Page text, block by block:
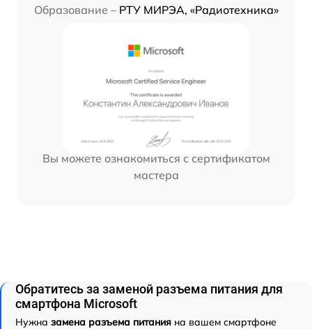
Образование – РТУ МИРЭА, «Радиотехника»
Вы можете ознакомиться с сертификатом
мастера
Обратитесь за заменой разъема питания для
смартфона Microsoft
Нужна замена разъема питания на вашем смартфоне